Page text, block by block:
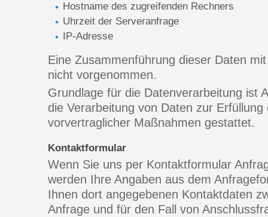
Hostname des zugreifenden Rechners
Uhrzeit der Serveranfrage
IP-Adresse
Eine Zusammenführung dieser Daten
nicht vorgenommen.
Grundlage für die Datenverarbeitung ist
die Verarbeitung von Daten zur
vorvertraglicher Maßnahmen gestattet.
Kontaktformular
Wenn Sie uns per Kontaktformular
werden Ihre Angaben aus dem
Ihnen dort angegebenen Kontaktdaten
Anfrage und für den Fall von